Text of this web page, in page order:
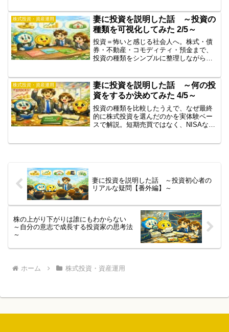
をまとめました。
株式投資・資産運用
妻に投資を説明した話 ～投資の
種類を可視化してみた 2/5～
投資＝怖いと感じる社会人へ。株式・債
券・不動産・コモディティ・預金まで、
投資の種類をシンプルに整理しながら、
ます。
株式投資・資産運用
妻に投資を説明した話 ～何の投
資をするか決めてみた 4/5～
投資の種類を比較したうえで、なぜ最終
的に株式投資を選んだのかを実体験ベー
スで解説。短期売買ではなく、NISAなど
妻に投資を説明した話 ～投資初心者の
リアルな疑問【番外編】～
株の上がり下がりは誰にもわからない
～自分の意志で成長する投資家の思考法
～
ホーム 株式投資・資産運用